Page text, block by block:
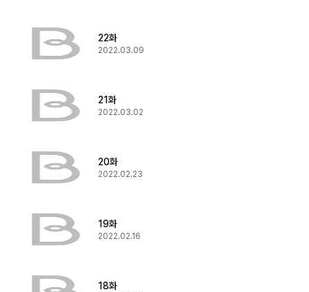
22화
2022.03.09
21화
2022.03.02
20화
2022.02.23
19화
2022.02.16
18화